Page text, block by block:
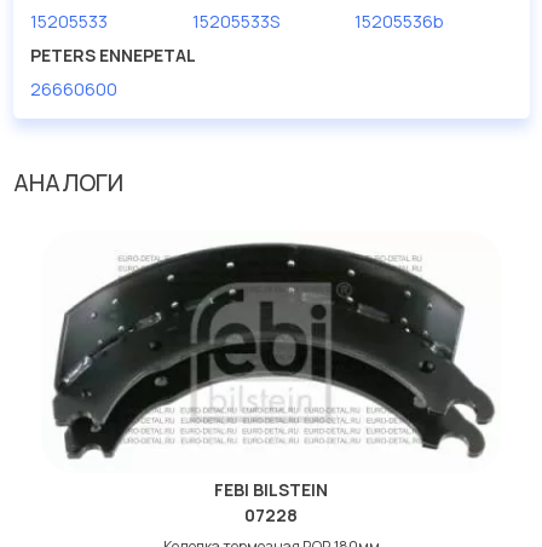
15205533
15205533S
15205536b
PETERS ENNEPETAL
26660600
АНАЛОГИ
FEBI BILSTEIN
07228